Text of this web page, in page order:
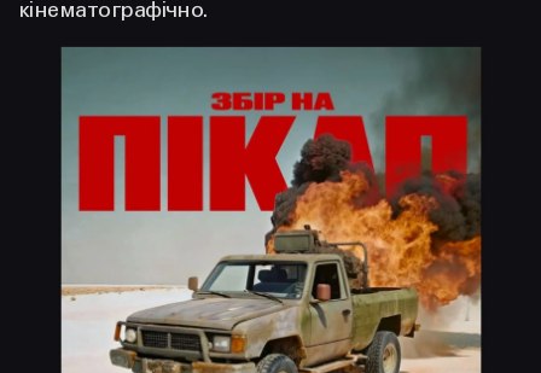
кінематографічно.